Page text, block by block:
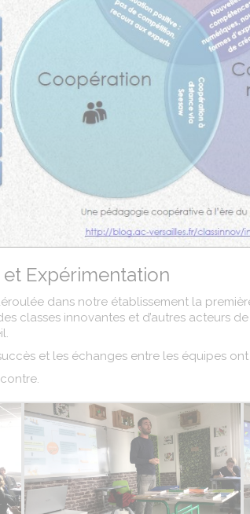
Expérimentation
dans notre établissement la
classes innovantes et d’autres acteurs
et les échanges entre les équipes ont